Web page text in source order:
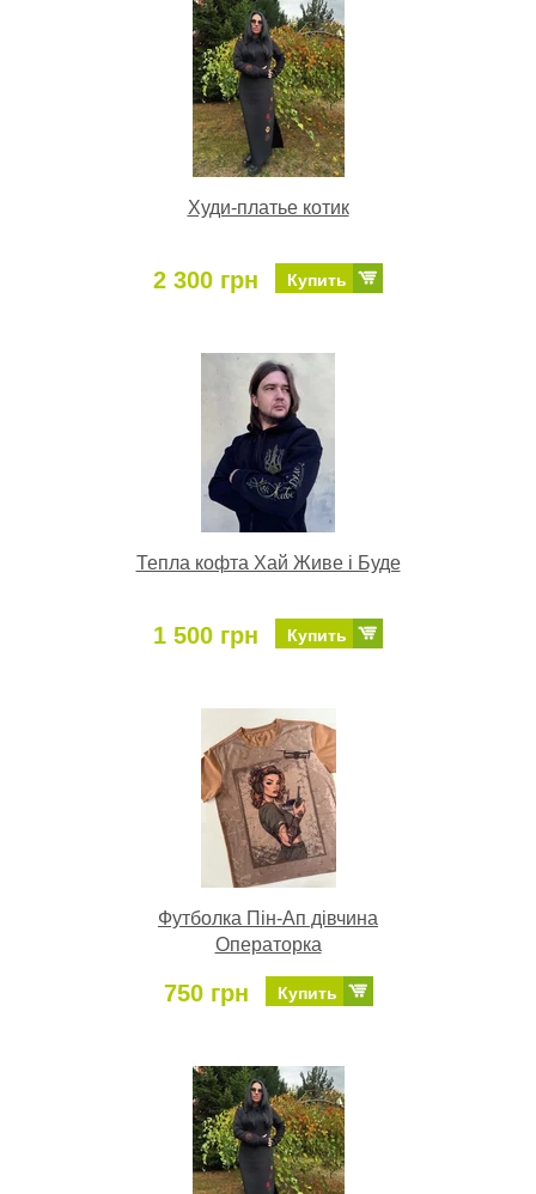
Худи-платье котик
2 300 грн Купить
Тепла кофта Хай Живе і Буде
1 500 грн Купить
Футболка Пін-Ап дівчина
Операторка
750 грн Купить